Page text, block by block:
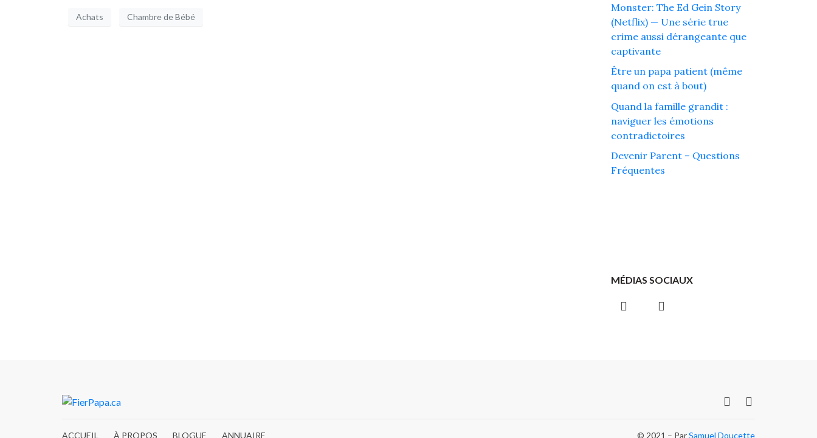
Achats Chambre de Bébé
Monster: The Ed Gein Story
(Netflix) — Une série true
crime aussi dérangeante que
captivante
Être un papa patient (même
quand on est à bout)
Quand la famille grandit :
naviguer les émotions
contradictoires
Devenir Parent – Questions
Fréquentes
MÉDIAS SOCIAUX
ACCUEIL À PROPOS BLOGUE ANNUAIRE © 2021 – ParSamuel Doucette